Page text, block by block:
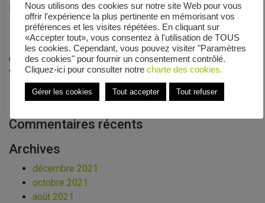
Dernière ligne droite !
Contrôles réussis pour le groupe turboalternateur et le
Vapolab
Commentaires récents
Archives
décembre 2021
octobre 2021
août 2021
Nous utilisons des cookies sur notre site Web pour vous
offrir l'expérience la plus pertinente en mémorisant vos
préférences et les visites répétées. En cliquant sur
«Accepter tout», vous consentez à l'utilisation de TOUS
les cookies. Cependant, vous pouvez visiter "Paramètres
des cookies" pour fournir un consentement contrôlé.
Cliquez-ici pour consulter notre charte des cookies.
Gérer les cookies Tout accepter Tout refuser